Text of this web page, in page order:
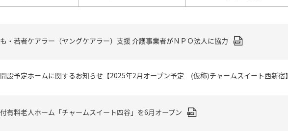
・若者ケアラー（ヤングケアラー）支援 介護事業者がＮＰＯ法人に協力
設予定ホームに関するお知らせ【2025年2月オープン予定 (仮称)チャームスイート西新宿】
有料老人ホーム「チャームスイート四谷」を6月オープン